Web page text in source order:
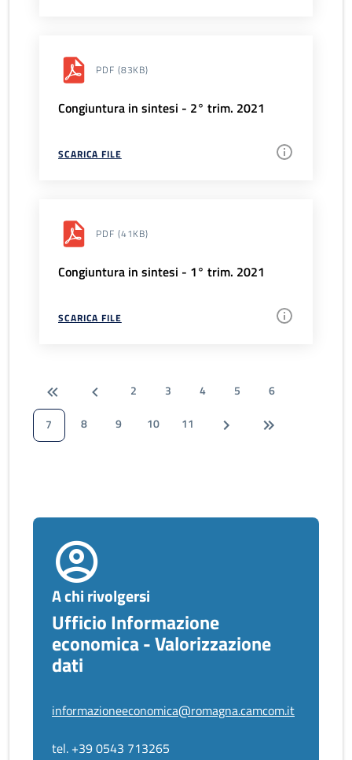
PDF (83KB)
Congiuntura in sintesi - 2° trim. 2021
SCARICA FILE
PDF (41KB)
Congiuntura in sintesi - 1° trim. 2021
SCARICA FILE
2 3 4 5
6
7
8 9 10 11
A chi rivolgersi
Ufficio Informazione
economica - Valorizzazione
dati
informazioneeconomica@romagna.camcom.it
tel. +39 0543 713265